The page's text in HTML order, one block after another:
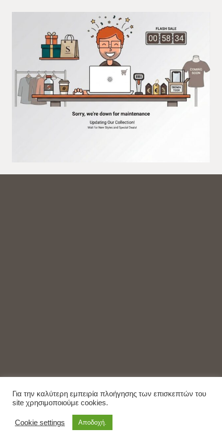
Για την καλύτερη εμπειρία πλοήγησης των επισκεπτών του
site χρησιμοποιούμε cookies.
Cookie settings Αποδοχή.